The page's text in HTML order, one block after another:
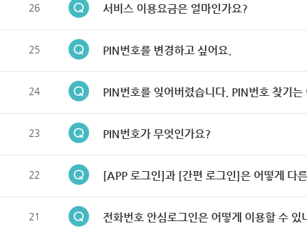
26 서비스 이용요금은 얼마인가요?
25 PIN번호를 변경하고 싶어요.
24 PIN번호를 잊어버렸습니다. PIN번호 찾기는
23 PIN번호가 무엇인가요?
22 [APP 로그인]과 [간편 로그인]은 어떻게 다
21 전화번호 안심로그인은 어떻게 이용할 수 있